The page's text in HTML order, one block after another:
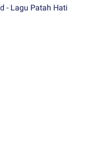
- Lagu Patah Hati